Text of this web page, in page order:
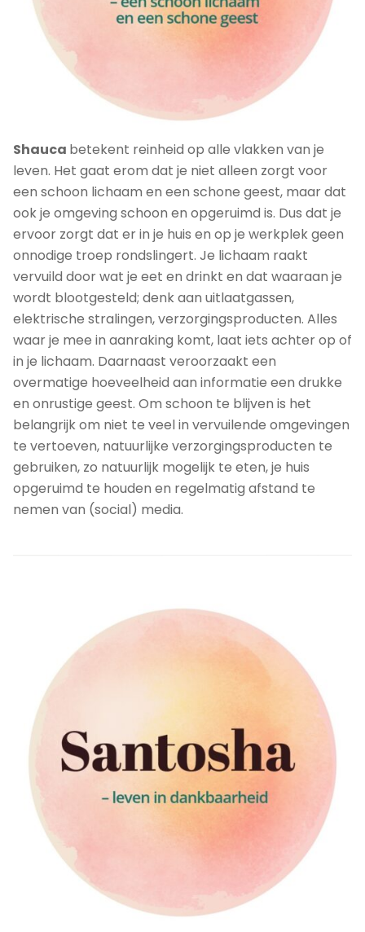
Shauca betekent reinheid op alle vlakken van je
leven. Het gaat erom dat je niet alleen zorgt voor
een schoon lichaam en een schone geest, maar dat
ook je omgeving schoon en opgeruimd is. Dus dat je
ervoor zorgt dat er in je huis en op je werkplek geen
onnodige troep rondslingert. Je lichaam raakt
vervuild door wat je eet en drinkt en dat waaraan je
wordt blootgesteld; denk aan uitlaatgassen,
elektrische stralingen, verzorgingsproducten. Alles
waar je mee in aanraking komt, laat iets achter op of
in je lichaam. Daarnaast veroorzaakt een
overmatige hoeveelheid aan informatie een drukke
en onrustige geest. Om schoon te blijven is het
belangrijk om niet te veel in vervuilende omgevingen
te vertoeven, natuurlijke verzorgingsproducten te
gebruiken, zo natuurlijk mogelijk te eten, je huis
opgeruimd te houden en regelmatig afstand te
nemen van (social) media.